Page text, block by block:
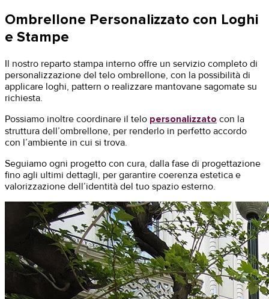
Ombrellone Personalizzato con Loghi
e Stampe
Il nostro reparto stampa interno offre un servizio completo di
personalizzazione del telo ombrellone, con la possibilità di
applicare loghi, pattern o realizzare mantovane sagomate su
richiesta.
Possiamo inoltre coordinare il telo personalizzato con la
struttura dell’ombrellone, per renderlo in perfetto accordo
con l’ambiente in cui si trova.
Seguiamo ogni progetto con cura, dalla fase di progettazione
fino agli ultimi dettagli, per garantire coerenza estetica e
valorizzazione dell’identità del tuo spazio esterno.